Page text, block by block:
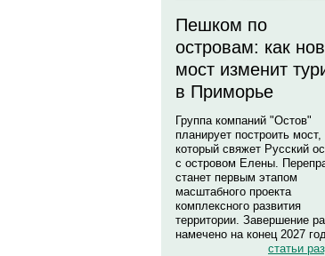
Пешком по
островам: как
мост изменит
в Приморье
Группа компаний "Остов"
планирует построить мост,
который свяжет Русский
с островом Елены.
станет первым этапом
масштабного проекта
комплексного развития
территории. Завершение
намечено на конец 2027
статьи